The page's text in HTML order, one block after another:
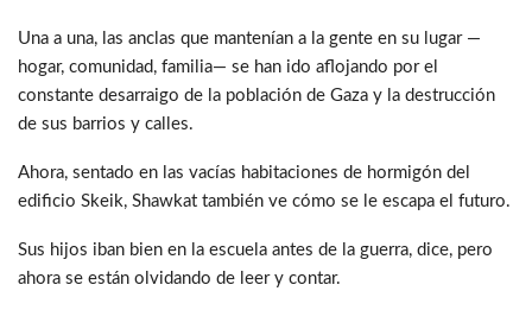
Una a una, las anclas que mantenían a la gente en su lugar —
hogar, comunidad, familia— se han ido aflojando por el
constante desarraigo de la población de Gaza y la destrucción
de sus barrios y calles.
Ahora, sentado en las vacías habitaciones de hormigón del
edificio Skeik, Shawkat también ve cómo se le escapa el futuro.
Sus hijos iban bien en la escuela antes de la guerra, dice, pero
ahora se están olvidando de leer y contar.